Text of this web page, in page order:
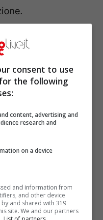
nella
, il film e
sono già
consent to use
the following
content, advertising and
research and
on a device
and information from
and other device
and shared with 319
site. We and our partners